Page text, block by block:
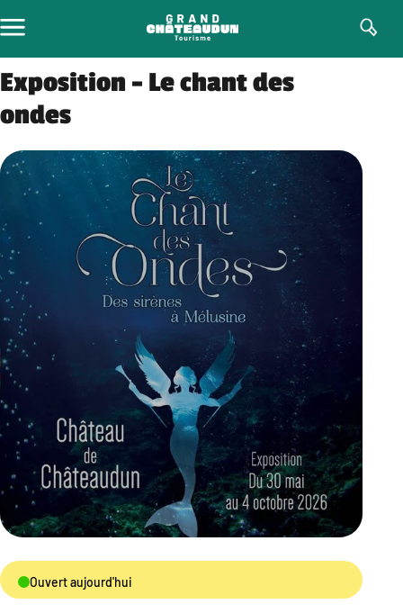
au
contenu
Exposition – Le chant des
ondes
Ouvert aujourd'hui